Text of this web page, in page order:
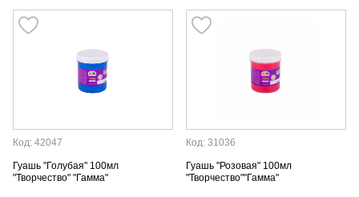
Код: 42047
Гуашь "Голубая" 100мл
"Творчество" "Гамма"
Код: 31036
Гуашь "Розовая" 100мл
"Творчество""Гамма"